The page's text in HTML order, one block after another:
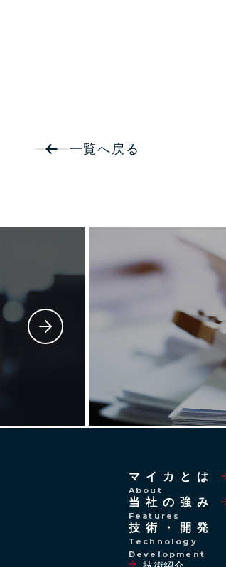
一覧へ戻る
マイカとは
About
当社の強み
Features
技術・開発
Technology
Development